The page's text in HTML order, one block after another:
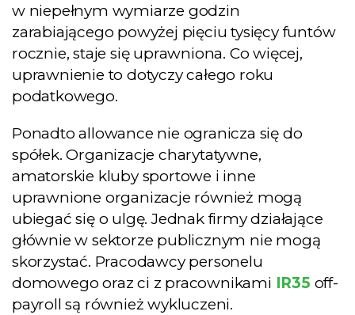
w niepełnym wymiarze godzin
zarabiającego powyżej pięciu tysięcy funtów
rocznie, staje się uprawniona. Co więcej,
uprawnienie to dotyczy całego roku
podatkowego.
Ponadto allowance nie ogranicza się do
spółek. Organizacje charytatywne,
amatorskie kluby sportowe i inne
uprawnione organizacje również mogą
ubiegać się o ulgę. Jednak firmy działające
głównie w sektorze publicznym nie mogą
skorzystać. Pracodawcy personelu
domowego oraz ci z pracownikami IR35 off-
payroll są również wykluczeni.